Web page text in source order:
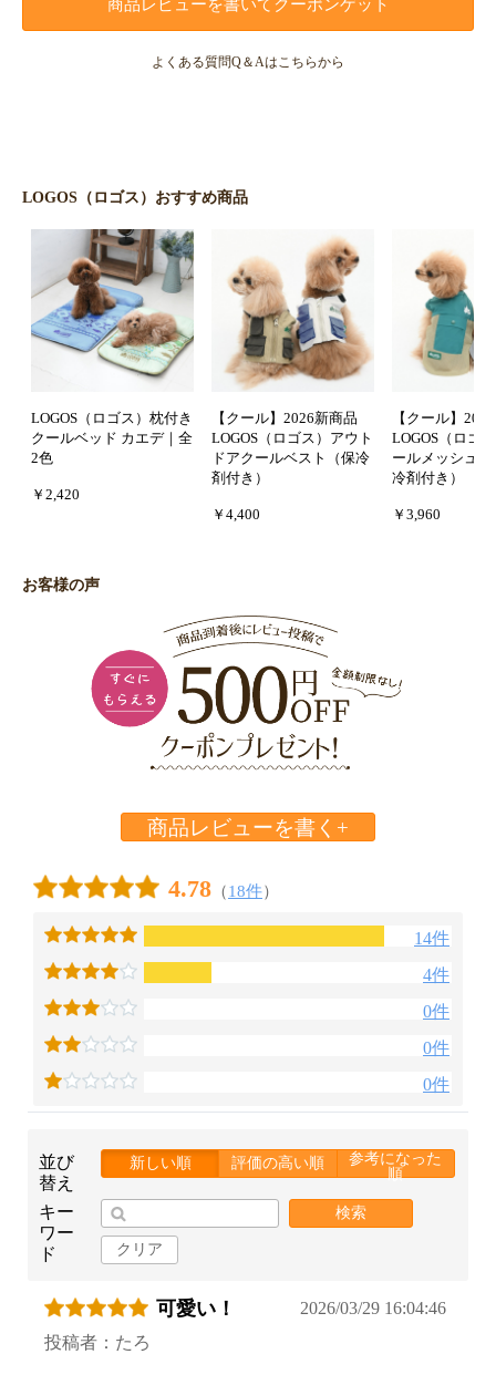
よくある質問Q＆Aはこちらから
LOGOS（ロゴス）おすすめ商品
LOGOS（ロゴス）枕付き
クールベッド カエデ｜全
2色
￥2,420
【クール】2026新商品
LOGOS（ロゴス）アウト
ドアクールベスト（保冷
剤付き）
￥4,400
【クール】
LOGOS（ロゴ
ールメッシュ
冷剤付き）
￥3,960
お客様の声
商品レビューを書く+
4.78 （18件）
14件
4件
0件
0件
0件
並び
替え
新しい順 評価の高い順
参考になった
順
キー
ワー
ド
検索
クリア
可愛い！
2026/03/29 16:04:46
投稿者：たろ